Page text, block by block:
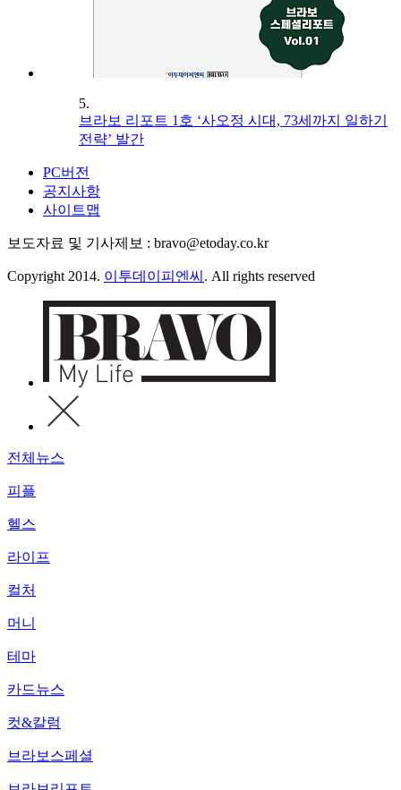
5.
브라보 리포트 1호 ‘사오정 시대, 73세까지 일하기
전략’ 발간
PC버전
공지사항
사이트맵
보도자료 및 기사제보 : bravo@etoday.co.kr
Copyright 2014. 이투데이피엔씨 . All rights reserved
전체뉴스
피플
헬스
라이프
컬처
머니
테마
카드뉴스
컷&칼럼
브라보스페셜